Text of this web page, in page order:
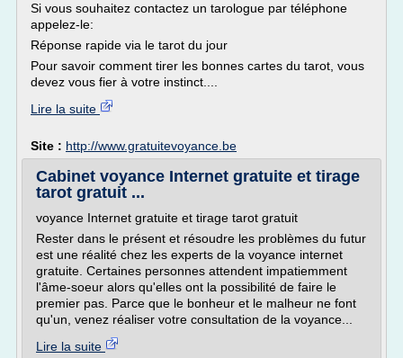
Si vous souhaitez contactez un tarologue par téléphone
appelez-le:
Réponse rapide via le tarot du jour
Pour savoir comment tirer les bonnes cartes du tarot, vous
devez vous fier à votre instinct....
Lire la suite
Site : http://www.gratuitevoyance.be
Cabinet voyance Internet gratuite et tirage
tarot gratuit ...
voyance Internet gratuite et tirage tarot gratuit
Rester dans le présent et résoudre les problèmes du futur
est une réalité chez les experts de la voyance internet
gratuite. Certaines personnes attendent impatiemment
l'âme-soeur alors qu'elles ont la possibilité de faire le
premier pas. Parce que le bonheur et le malheur ne font
qu'un, venez réaliser votre consultation de la voyance...
Lire la suite